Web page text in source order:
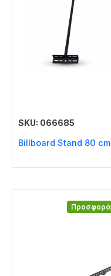
SKU: 066685
Billboard Stand 80 cm
Προσφορά